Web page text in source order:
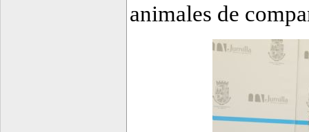
animales de